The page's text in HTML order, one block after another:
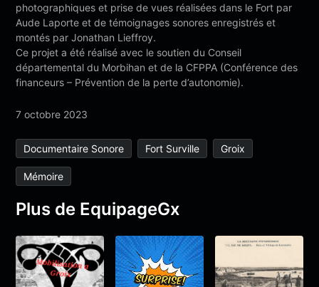
photographiques et prise de vues réalisées dans le Fort par
Aude Laporte et de témoignages sonores enregistrés et
montés par Jonathan Lieffroy.
Ce projet a été réalisé avec le soutien du Conseil
départemental du Morbihan et de la CFPPA (Conférence des
financeurs – Prévention de la perte d’autonomie).
7 octobre 2023
Documentaire Sonore Fort Surville Groix
Mémoire
Plus de EquipageGx